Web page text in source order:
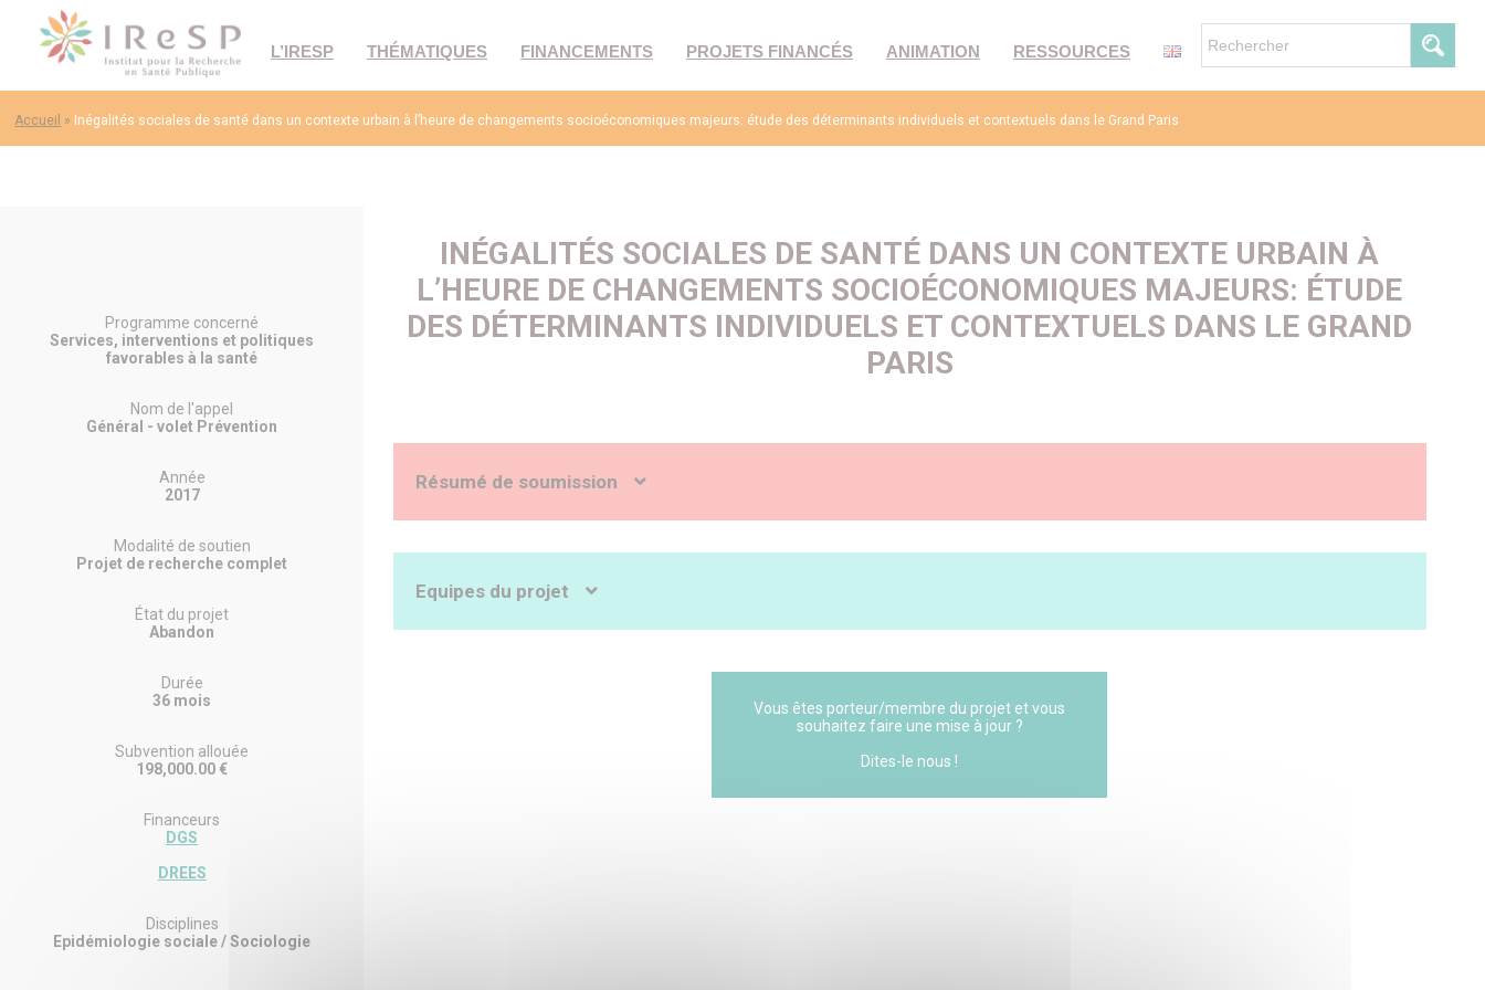
L’IRESP THÉMATIQUES FINANCEMENTS PROJETS FINANCÉS ANIMATION RESSOURCES
Accueil » Inégalités sociales de santé dans un contexte urbain à l’heure de changements socioéconomiques majeurs: étude des déterminants individuels et contextuels dans le Grand Paris
Programme concerné
Services, interventions et politiques
favorables à la santé
Nom de l'appel
Général - volet Prévention
Année
2017
Modalité de soutien
Projet de recherche complet
État du projet
Abandon
Durée
36 mois
Subvention allouée
198,000.00 €
Financeurs
DGS
DREES
Disciplines
Epidémiologie sociale / Sociologie
INÉGALITÉS SOCIALES DE SANTÉ DANS UN CONTEXTE URBAIN À
L’HEURE DE CHANGEMENTS SOCIOÉCONOMIQUES MAJEURS: ÉTUDE
DES DÉTERMINANTS INDIVIDUELS ET CONTEXTUELS DANS LE GRAND
PARIS
Résumé de soumission
territorial determinants of health in the Greater Paris area. It includes 3000 people and constitutes a representat
Equipes du projet
Vous êtes porteur/membre du projet et vous
souhaitez faire une mise à jour ?
Dites-le nous !